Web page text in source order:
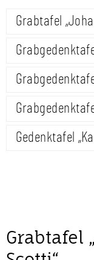
Grabtafel
Gedenktafel
Grabtafel